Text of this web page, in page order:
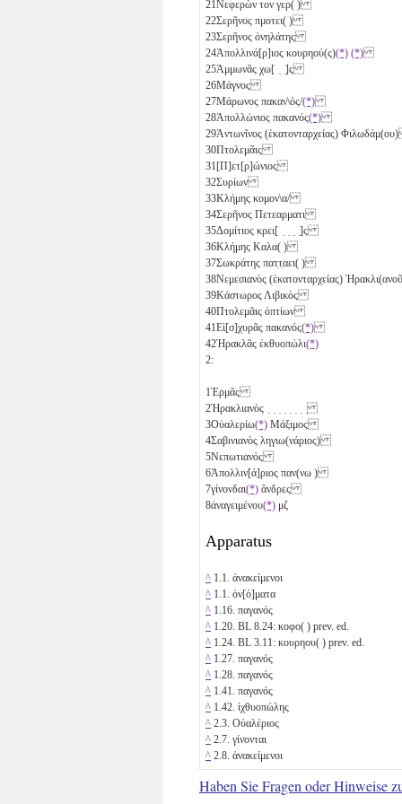
21Νεφερὼν τον γερ( )
22Σερῆνος πμοτει( )
23Σερῆνος ὀνηλάτης
24Ἀπολλινά[ρ]ιος κουρηού(ς)(*) (*)
25Ἀμμωνᾶς χω[ ̣ ̣]ς
26Μάγνος
27Μάρωνος πακαν\ός/(*)
28Ἀπολλώνιος πακανός(*)
29Ἀντωνῖνος (ἑκατονταρχείας)
30Πτολεμᾶις
31 [Π]ετ[ρ]ώνιος
32Συρίων
33Κλήμης κομον\α/
34Σερῆνος Πετεαρματι
35Δομίτιος κρει[ ̣ ̣ ̣ ̣]ς
36Κλήμης Καλα( )
37Σωκράτης πατ̣τ̣αει( )
38Νεμεσιανὸς (ἑκατονταρχείας)
39Κάστωρος Λιβικὸς
40Πτολεμᾶις ὀπτίων
41Εἰ[σ]χυρᾶς πακανός(*)
42Ἡρακλᾶς ἐκθυοπώλι(*)
2:
1Ἑρμᾶς
2Ἡρακλιανὸς ̣ ̣ ̣ ̣ ̣ ̣ ̣ ̣
3Οὐαλερίω(*) Μάξιμος
4Σαβινιανὸς ληγιω(νάριος)
5Νεπωτιανός
6Ἀπολλιν[ά]ριος παν(νω )
7γίνονδαι(*) ἄνδρες
8ἀναγειμένου(*) μζ
Apparatus
^ 1.1. ἀνακείμενοι
^ 1.1. ὀν[ό]ματα
^ 1.16. παγανός
^ 1.20. BL 8.24: κοφο( ) prev. ed.
^ 1.24. BL 3.11: κουρηου( ) prev. ed.
^ 1.27. παγανός
^ 1.28. παγανός
^ 1.41. παγανός
^ 1.42. ἰχθυοπώλης
^ 2.3. Οὐαλέριος
^ 2.7. γίνονται
^ 2.8. ἀνακείμενοι
Haben Sie Fragen oder Hinweise